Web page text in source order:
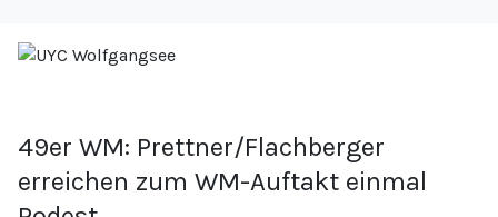
49er WM: Prettner/Flachberger
erreichen zum WM-Auftakt einmal